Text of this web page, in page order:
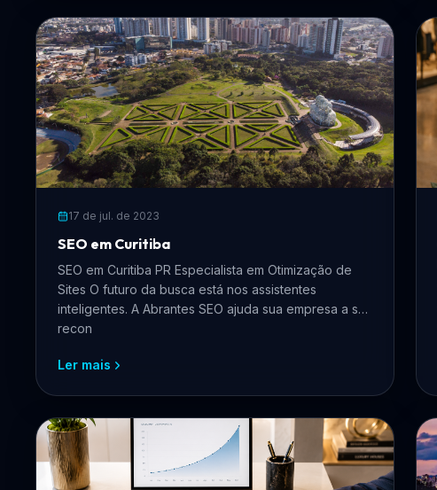
17 de jul. de 2023
SEO em Curitiba
SEO em Curitiba PR Especialista em Otimização de
Sites O futuro da busca está nos assistentes
inteligentes. A Abrantes SEO ajuda sua empresa a ser
recon
Ler mais